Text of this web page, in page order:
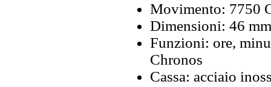
Movimento: 7750
Dimensioni: 46
Funzioni: ore,
Chronos
Cassa: acciaio